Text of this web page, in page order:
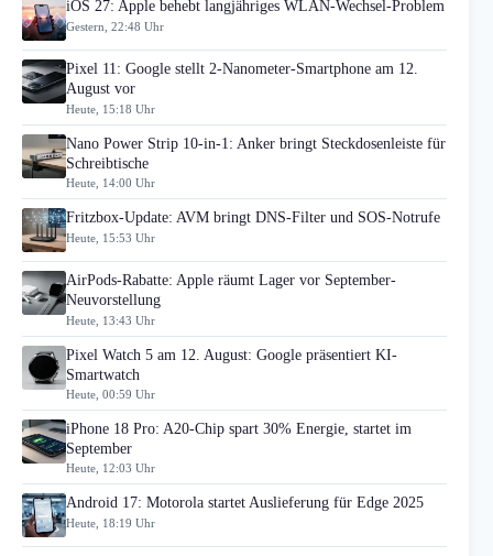
iOS 27: Apple behebt langjähriges WLAN-Wechsel-Problem
Gestern, 22:48 Uhr
Pixel 11: Google stellt 2-Nanometer-Smartphone am 12.
August vor
Heute, 15:18 Uhr
Nano Power Strip 10-in-1: Anker bringt Steckdosenleiste für
Schreibtische
Heute, 14:00 Uhr
Fritzbox-Update: AVM bringt DNS-Filter und SOS-Notrufe
Heute, 15:53 Uhr
AirPods-Rabatte: Apple räumt Lager vor September-
Neuvorstellung
Heute, 13:43 Uhr
Pixel Watch 5 am 12. August: Google präsentiert KI-
Smartwatch
Heute, 00:59 Uhr
iPhone 18 Pro: A20-Chip spart 30% Energie, startet im
September
Heute, 12:03 Uhr
Android 17: Motorola startet Auslieferung für Edge 2025
Heute, 18:19 Uhr